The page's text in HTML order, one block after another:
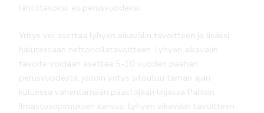
lähtötasoksi, eli perusvuodeksi.
Yritys voi asettaa lyhyen aikavälin tavoitteen ja lisäksi
halutessaan nettonollatavoitteen. Lyhyen aikavälin
tavoite voidaan asettaa 5-10 vuoden päähän
perusvuodesta, jolloin yritys sitoutuu tämän ajan
kuluessa vähentämään päästöjään linjassa Pariisin
ilmastosopimuksen kanssa. Lyhyen aikavälin tavoitteen